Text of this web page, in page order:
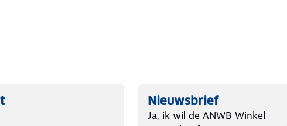
De 360 graden draaibare
Nieuwsbrief
Ja, ik wil de ANWB Winkel